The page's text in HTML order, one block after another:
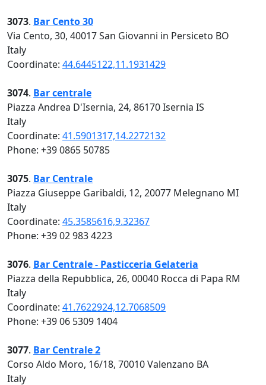
3073. Bar Cento 30
Via Cento, 30, 40017 San Giovanni in Persiceto BO
Italy
Coordinate: 44.6445122,11.1931429
3074. Bar centrale
Piazza Andrea D'Isernia, 24, 86170 Isernia IS
Italy
Coordinate: 41.5901317,14.2272132
Phone: +39 0865 50785
3075. Bar Centrale
Piazza Giuseppe Garibaldi, 12, 20077 Melegnano MI
Italy
Coordinate: 45.3585616,9.32367
Phone: +39 02 983 4223
3076. Bar Centrale - Pasticceria Gelateria
Piazza della Repubblica, 26, 00040 Rocca di Papa RM
Italy
Coordinate: 41.7622924,12.7068509
Phone: +39 06 5309 1404
3077. Bar Centrale 2
Corso Aldo Moro, 16/18, 70010 Valenzano BA
Italy